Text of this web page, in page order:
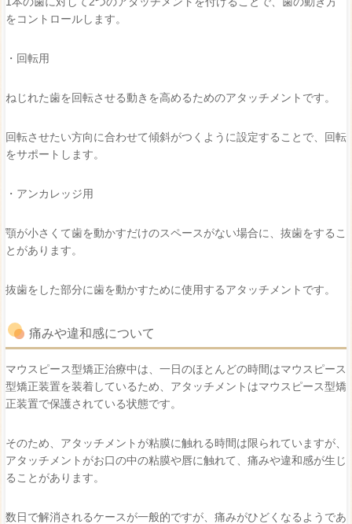
をコントロールします。
・回転用
ねじれた歯を回転させる動きを高めるためのアタッチメントです。
回転させたい方向に合わせて傾斜がつくように設定することで、回転
をサポートします。
・アンカレッジ用
顎が小さくて歯を動かすだけのスペースがない場合に、抜歯をするこ
とがあります。
抜歯をした部分に歯を動かすために使用するアタッチメントです。
痛みや違和感について
マウスピース型矯正治療中は、一日のほとんどの時間はマウスピース
型矯正装置を装着しているため、アタッチメントはマウスピース型矯
正装置で保護されている状態です。
そのため、アタッチメントが粘膜に触れる時間は限られていますが、
アタッチメントがお口の中の粘膜や唇に触れて、痛みや違和感が生じ
ることがあります。
数日で解消されるケースが一般的ですが、痛みがひどくなるようであ